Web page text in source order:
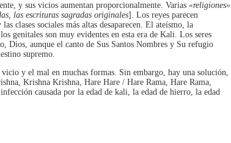
y sus vicios aumentan proporcionalmente. Varias «religiones»
las escrituras sagradas originales]. Los reyes parecen
clases sociales más altas desaparecen. El ateísmo, la
genitales son muy evidentes en esta era de Kali. Los seres
Dios, aunque el canto de Sus Santos Nombres y Su refugio
supremo.
y el mal en muchas formas. Sin embargo, hay una solución,
Krishna Krishna, Hare Hare / Hare Rama, Hare Rama,
causada por la edad de kali, la edad de hierro, la edad